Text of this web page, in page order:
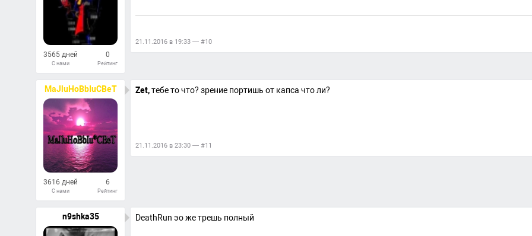
3565 дней
С нами
0
Рейтинг
52
Ответов
21.11.2016 в 19:33 — #10
MaJluHoBbIuCBeT
3616 дней
С нами
6
Рейтинг
352
Zet,тебе то что? зрение портишь от капса что ли?
21.11.2016 в 23:30 — #11
n9shka35 DeathRun эо же трешь полный